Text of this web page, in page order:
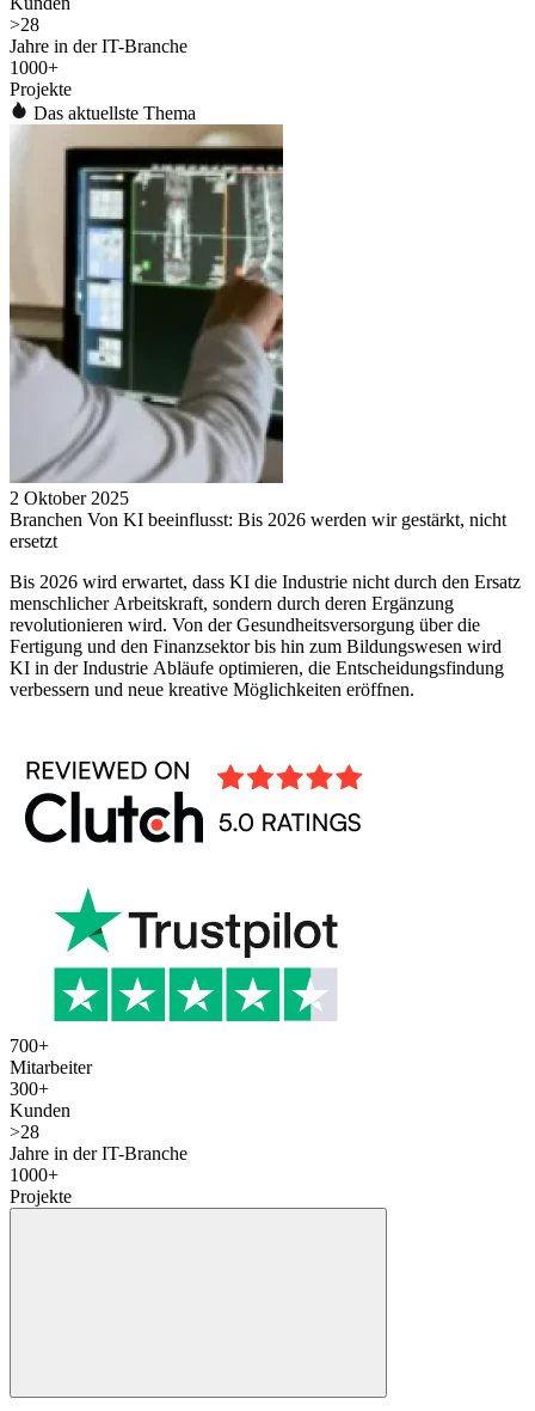
>28
Jahre in der IT-Branche
1000+
Projekte
Das aktuellste Thema
2 Oktober 2025
Branchen Von KI beeinflusst: Bis 2026 werden wir gestärkt, nicht
ersetzt
Bis 2026 wird erwartet, dass KI die Industrie nicht durch den Ersatz
menschlicher Arbeitskraft, sondern durch deren Ergänzung
revolutionieren wird. Von der Gesundheitsversorgung über die
Fertigung und den Finanzsektor bis hin zum Bildungswesen wird
KI in der Industrie Abläufe optimieren, die Entscheidungsfindung
verbessern und neue kreative Möglichkeiten eröffnen.
700+
Mitarbeiter
300+
Kunden
>28
Jahre in der IT-Branche
1000+
Projekte